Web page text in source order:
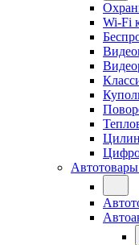
Wi-Fi
Автотовары